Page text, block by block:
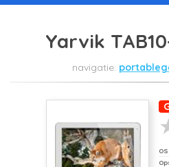
Yarvik
OS